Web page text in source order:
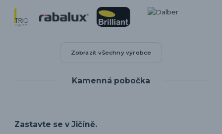
Zobrazit všechny výrobce
Kamenná pobočka
Zastavte se v Jičíně.